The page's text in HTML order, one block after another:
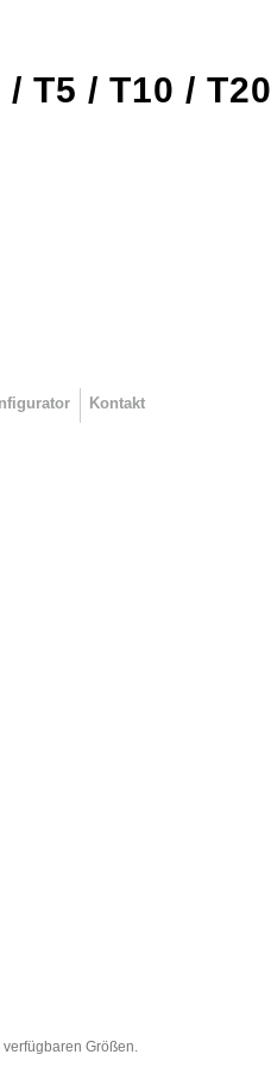
T5 / T10 / T20
Kontakt
Größen.